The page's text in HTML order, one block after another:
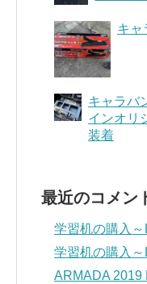
キャ
キャラバ
インオリ
装着
最近のコメン
学習机の購入
学習机の購入
ARMADA 2019